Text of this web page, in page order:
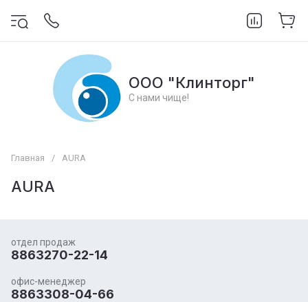
ООО "Клинторг"
С нами чище!
Главная / AURA
AURA
отдел продаж
8863270-22-14
офис-менеджер
8863308-04-66